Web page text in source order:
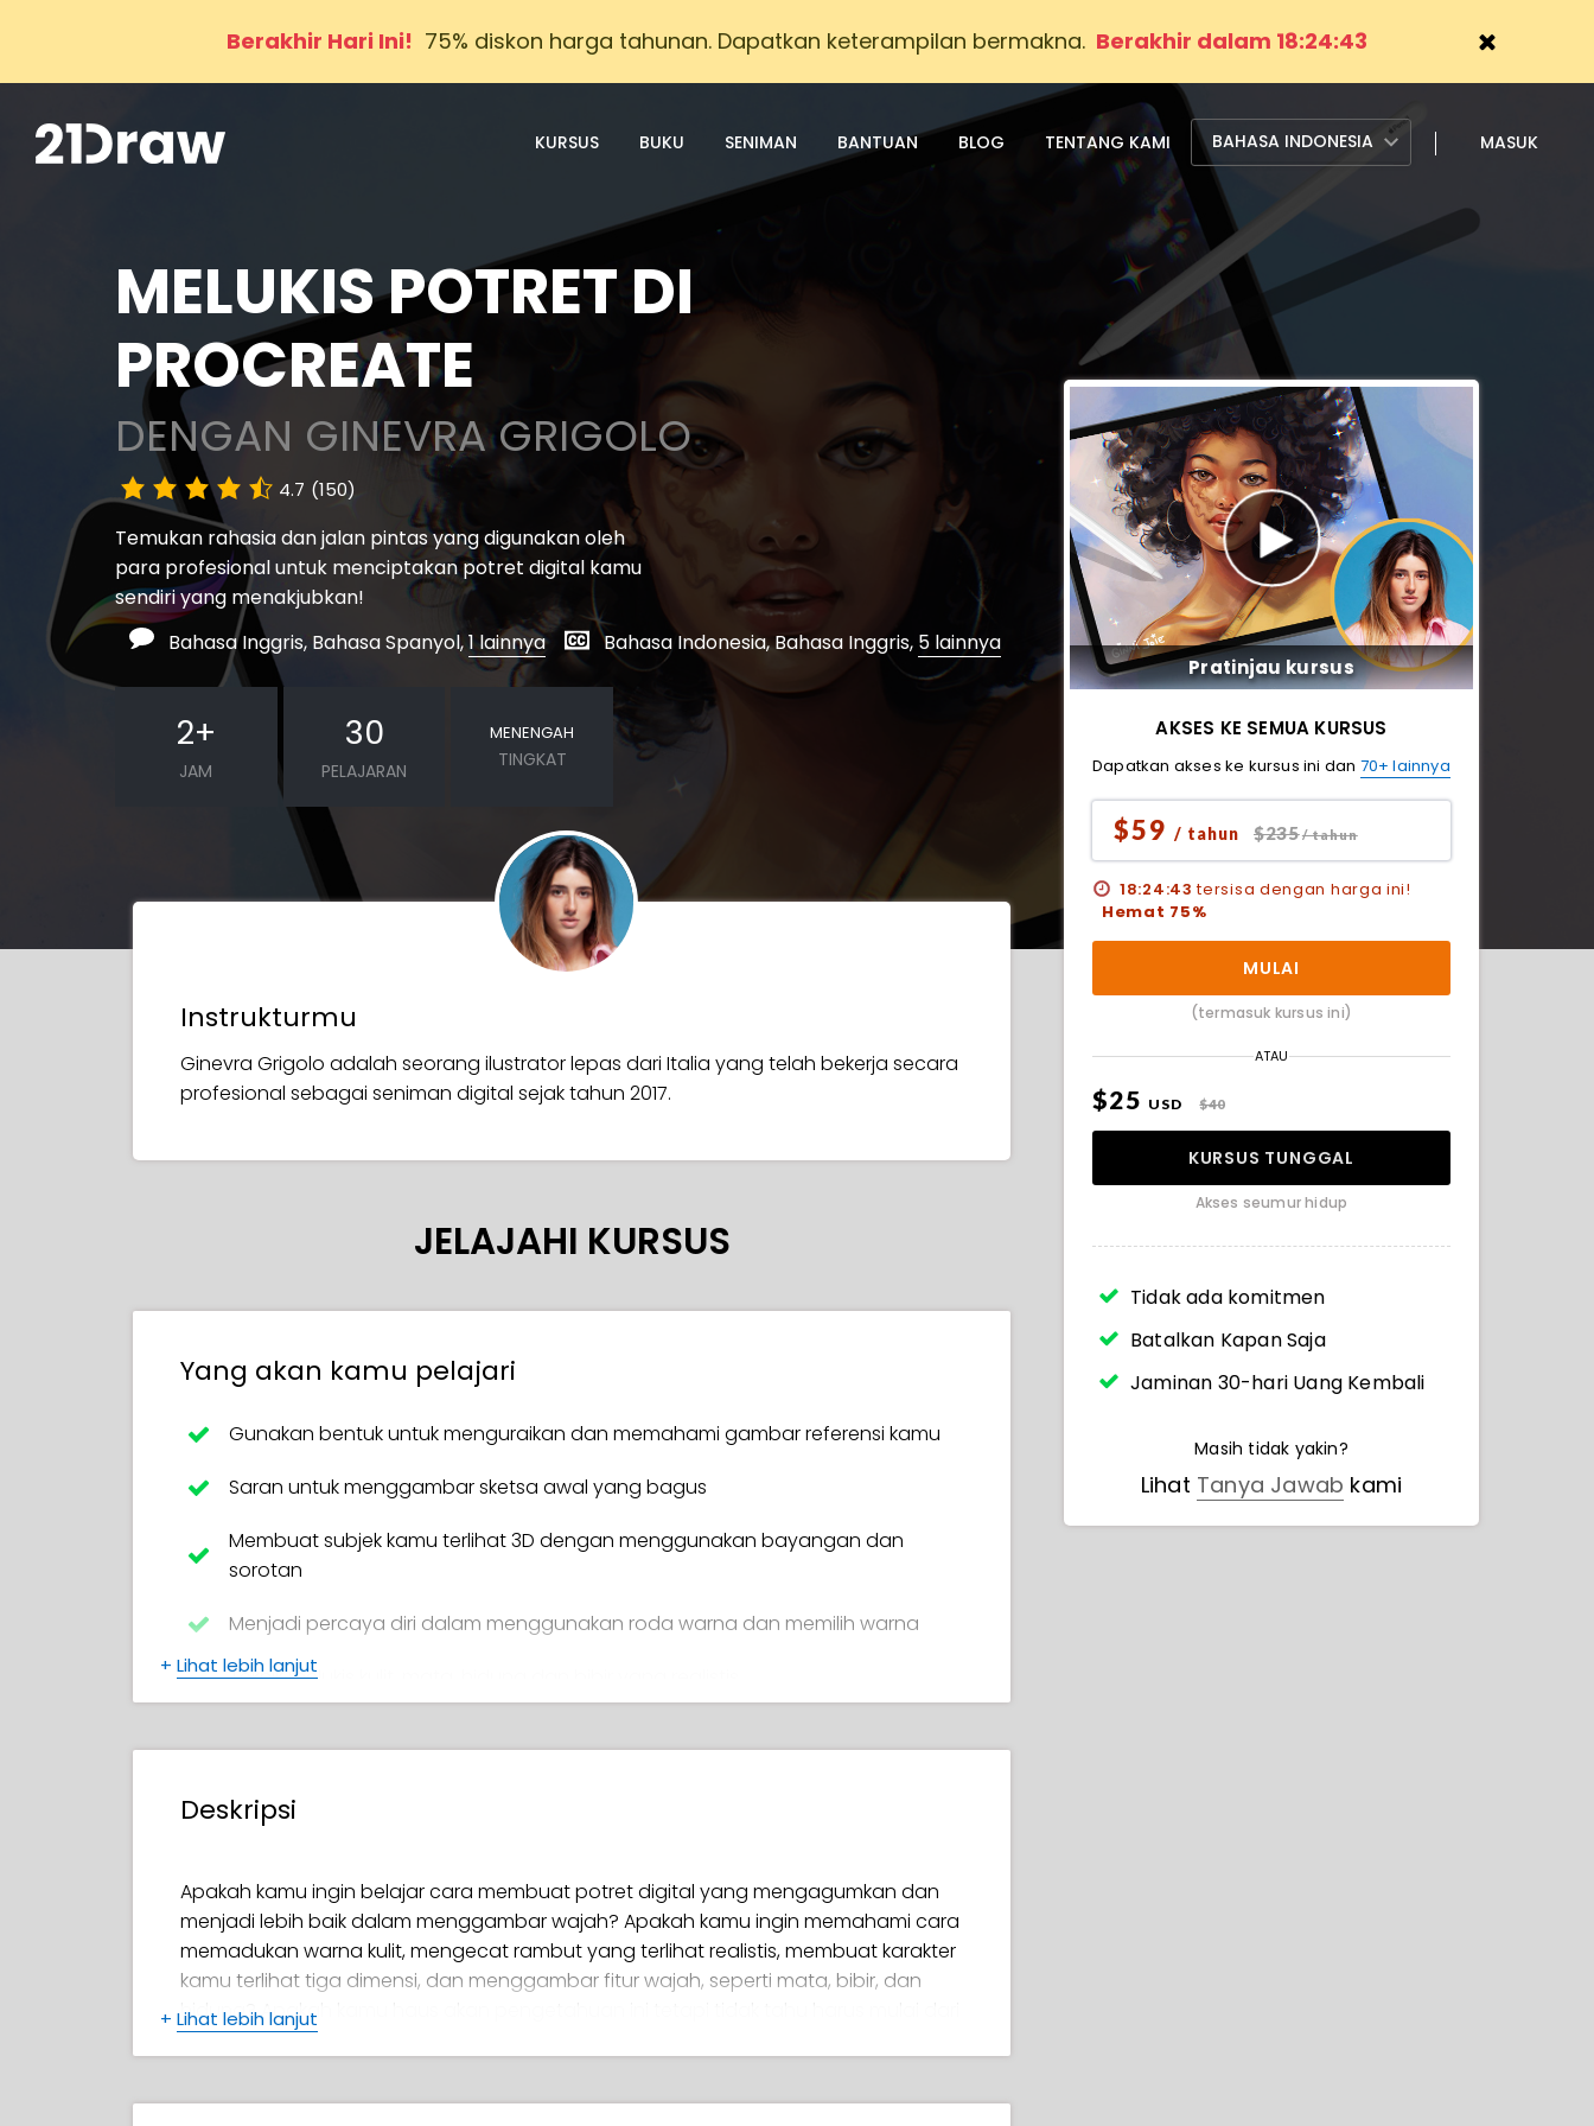
Berakhir Hari Ini! 75% diskon harga tahunan. Dapatkan keterampilan bermakna. Berakhir dalam 18:24:41
KURSUS BUKU SENIMAN BANTUAN BLOG TENTANG KAMI BAHASA INDONESIA MASUK
MELUKIS POTRET DI
PROCREATE
DENGAN GINEVRA GRIGOLO
4.7 (150)
Temukan rahasia dan jalan pintas yang digunakan oleh
para profesional untuk menciptakan potret digital kamu
sendiri yang menakjubkan!
Bahasa Inggris, Bahasa Spanyol,1 lainnya Bahasa Indonesia, Bahasa Inggris, 5 lainnya
2+
JAM
30
PELAJARAN
MENENGAH
TINGKAT
Instrukturmu
Ginevra Grigolo adalah seorang ilustrator lepas dari Italia yang telah bekerja secara
profesional sebagai seniman digital sejak tahun 2017.
JELAJAHI KURSUS
Yang akan kamu pelajari
Gunakan bentuk untuk menguraikan dan memahami gambar referensi kamu
Saran untuk menggambar sketsa awal yang bagus
Membuat subjek kamu terlihat 3D dengan menggunakan bayangan dan
sorotan
Menjadi percaya diri dalam menggunakan roda warna dan memilih warna
Teknik melukis kulit, mata, hidung dan bibir yang realistis
membosankan
+ Lihat lebih lanjut
Deskripsi
Apakah kamu ingin belajar cara membuat potret digital yang mengagumkan dan
menjadi lebih baik dalam menggambar wajah? Apakah kamu ingin memahami cara
memadukan warna kulit, mengecat rambut yang terlihat realistis, membuat karakter
kamu terlihat tiga dimensi, dan menggambar fitur wajah, seperti mata, bibir, dan
hidung? Apakah kamu haus akan pengetahuan ini tetapi tidak tahu harus mulai dari
mana?
+ Lihat lebih lanjut
Pratinjau kursus
AKSES KE SEMUA KURSUS
Dapatkan akses ke kursus ini dan 70+ lainnya
$59 / tahun $235/ tahun
18:24:41 tersisa dengan harga ini!
Hemat 75%
MULAI
(termasuk kursus ini)
ATAU
$25 USD $40
KURSUS TUNGGAL
Akses seumur hidup
Tidak ada komitmen
Batalkan Kapan Saja
Jaminan 30-hari Uang Kembali
Masih tidak yakin?
Lihat Tanya Jawab kami